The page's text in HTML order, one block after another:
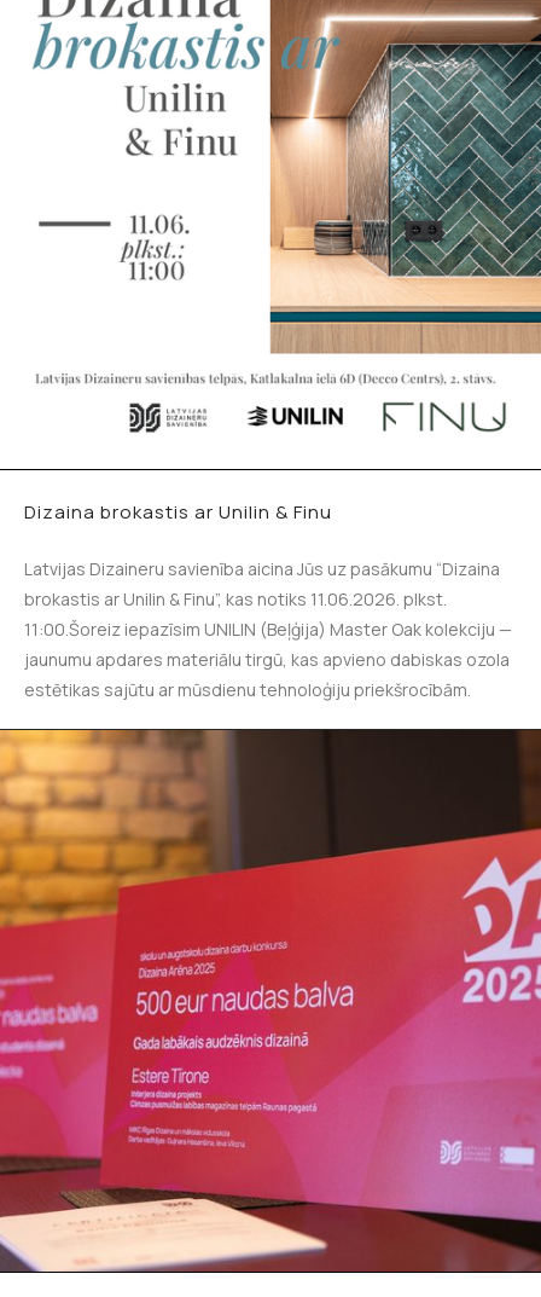
Dizaina brokastis ar Unilin & Finu
Latvijas Dizaineru savienība aicina Jūs uz pasākumu “Dizaina
brokastis ar Unilin & Finu”, kas notiks 11.06.2026. plkst.
11:00.Šoreiz iepazīsim UNILIN (Beļģija) Master Oak kolekciju —
jaunumu apdares materiālu tirgū, kas apvieno dabiskas ozola
estētikas sajūtu ar mūsdienu tehnoloģiju priekšrocībām.